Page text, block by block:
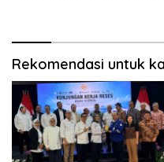
Rekomendasi untuk